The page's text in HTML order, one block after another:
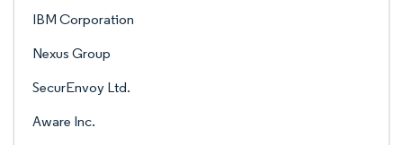
IBM Corporation
Nexus Group
SecurEnvoy Ltd.
Aware Inc.